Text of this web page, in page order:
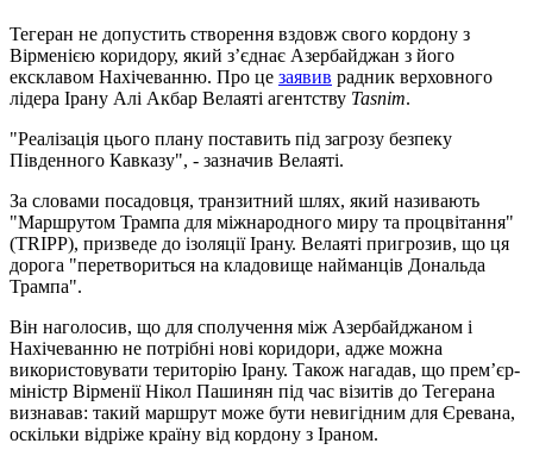
Тегеран не допустить створення вздовж свого кордону з
Вірменією коридору, який з’єднає Азербайджан з його
ексклавом Нахічеванню. Про це заявив радник верховного
лідера Ірану Алі Акбар Велаяті агентству Tasnim.
"Реалізація цього плану поставить під загрозу безпеку
Південного Кавказу", - зазначив Велаяті.
За словами посадовця, транзитний шлях, який називають
"Маршрутом Трампа для міжнародного миру та процвітання"
(TRIPP), призведе до ізоляції Ірану. Велаяті пригрозив, що ця
дорога "перетвориться на кладовище найманців Дональда
Трампа".
Він наголосив, що для сполучення між Азербайджаном і
Нахічеванню не потрібні нові коридори, адже можна
використовувати територію Ірану. Також нагадав, що прем’єр-
міністр Вірменії Нікол Пашинян під час візитів до Тегерана
визнавав: такий маршрут може бути невигідним для Єревана,
оскільки відріже країну від кордону з Іраном.